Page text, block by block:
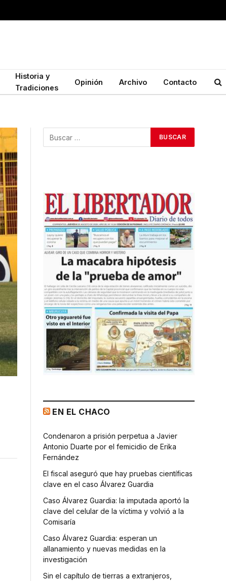
Historia y
Tradiciones
Opinión Archivo Contacto
EN EL CHACO
Condenaron a prisión perpetua a Javier
Antonio Duarte por el femicidio de Erika
Fernández
El fiscal aseguró que hay pruebas científicas
clave en el caso Álvarez Guardia
Caso Álvarez Guardia: la imputada aportó la
clave del celular de la víctima y volvió a la
Comisaría
Caso Álvarez Guardia: esperan un
allanamiento y nuevas medidas en la
investigación
Sin el capítulo de tierras a extranjeros,